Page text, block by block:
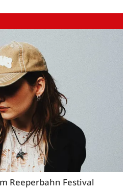
Reeperbahn Festival